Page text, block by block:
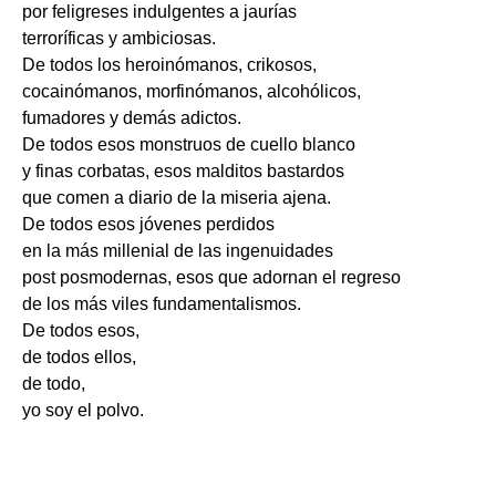
por feligreses indulgentes a jaurías
terroríficas y ambiciosas.
De todos los heroinómanos, crikosos,
cocainómanos, morfinómanos, alcohólicos,
fumadores y demás adictos.
De todos esos monstruos de cuello blanco
y finas corbatas, esos malditos bastardos
que comen a diario de la miseria ajena.
De todos esos jóvenes perdidos
en la más millenial de las ingenuidades
post posmodernas, esos que adornan el regreso
de los más viles fundamentalismos.
De todos esos,
de todos ellos,
de todo,
yo soy el polvo.